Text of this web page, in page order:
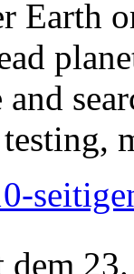
Earth
and
dem